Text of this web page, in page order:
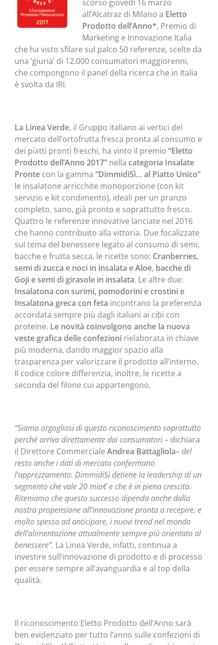
scorso giovedì 16 marzo
all’Alcatraz di Milano a Eletto
Prodotto dell’Anno*, Premio di
Marketing e Innovazione Italia
che ha visto sfilare sul palco 50 referenze, scelte da
una ‘giuria’ di 12.000 consumatori maggiorenni,
che compongono il panel della ricerca che in Italia
è svolta da IRI.
La Linea Verde, il Gruppo italiano ai vertici del
mercato dell’ortofrutta fresca pronta al consumo e
dei piatti pronti freschi, ha vinto il premio “Eletto
Prodotto dell’Anno 2017” nella categoria Insalate
Pronte con la gamma “DimmidiSì… al Piatto Unico”
le insalatone arricchite monoporzione (con kit
servizio e kit condimento), ideali per un pranzo
completo, sano, già pronto e soprattutto fresco.
Quattro le referenze innovative lanciate nel 2016
che hanno contribuito alla vittoria. Due focalizzate
sul tema del benessere legato al consumo di semi,
bacche e frutta secca, le ricette sono: Cranberries,
semi di zucca e noci in insalata e Aloe, bacche di
Goji e semi di girasole in insalata. Le altre due:
Insalatona con surimi, pomodorini e crostini e
Insalatona greca con feta incontrano la preferenza
accordata sempre più dagli italiani ai cibi con
proteine. Le novità coinvolgono anche la nuova
veste grafica delle confezioni rielaborata in chiave
più moderna, dando maggior spazio alla
trasparenza per valorizzare il prodotto all’interno.
Il codice colore differenzia, inoltre, le ricette a
seconda del filone cui appartengono.
“Siamo orgogliosi di questo riconoscimento soprattutto
perché arriva direttamente dai consumatori – dichiara
il Direttore Commerciale Andrea Battagliola– del
resto anche i dati di mercato confermano
l’apprezzamento. DimmidiSì detiene la leadership di un
segmento che vale 20 mio€ e che è in piena crescita.
Riteniamo che questo successo dipenda anche dalla
nostra propensione all’innovazione pronta a recepire, e
molto spesso ad anticipare, i nuovi trend nel mondo
dell’alimentazione attualmente sempre più orientato al
benessere”. La Linea Verde, infatti, continua a
investire sull’innovazione di prodotto e di processo
per essere sempre all’avanguardia e al top della
qualità.
Il riconoscimento Eletto Prodotto dell’Anno sarà
ben evidenziato per tutto l’anno sulle confezioni di